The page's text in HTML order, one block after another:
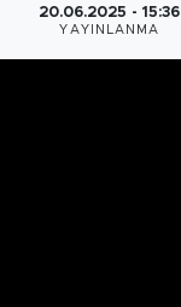
20.06.2025 - 15:36
YAYINLANMA